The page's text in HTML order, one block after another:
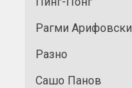
Рагми Арифовски
Разно
Сашо Панов